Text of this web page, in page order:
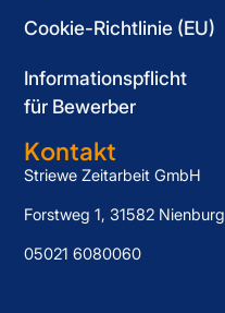
Cookie-Richtlinie (EU)
Informationspflicht
für Bewerber
Kontakt
Striewe Zeitarbeit GmbH
Forstweg 1, 31582 Nienburg
05021 6080060